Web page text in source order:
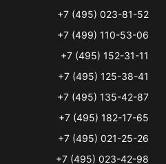
+7 (495) 023-81-52
+7 (499) 110-53-06
+7 (495) 152-31-11
+7 (495) 125-38-41
+7 (495) 135-42-87
+7 (495) 182-17-65
+7 (495) 021-25-26
+7 (495) 023-42-98